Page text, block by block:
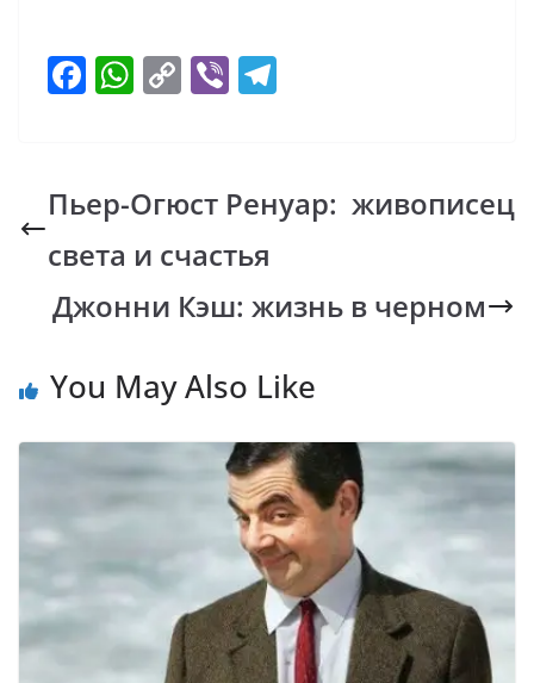
F
b
o
o
k
W
s
A
p
p
C
y
Li
n
k
Vi
gr
a
Пьер-Огюст Ренуар: живописец
света и счастья
Джонни Кэш: жизнь в черном
You May Also Like